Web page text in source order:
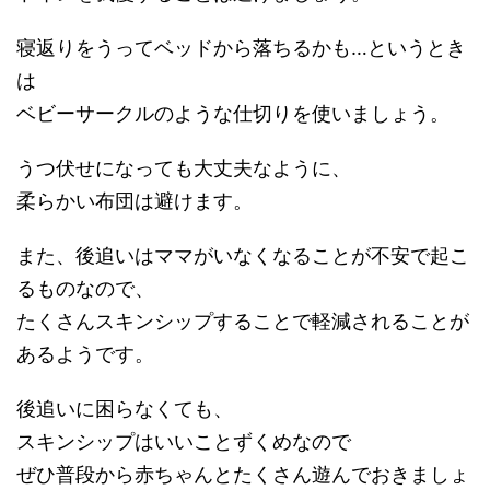
寝返りをうってベッドから落ちるかも…というとき
は
ベビーサークルのような仕切りを使いましょう。
うつ伏せになっても大丈夫なように、
柔らかい布団は避けます。
また、後追いはママがいなくなることが不安で起こ
るものなので、
たくさんスキンシップすることで軽減されることが
あるようです。
後追いに困らなくても、
スキンシップはいいことずくめなので
ぜひ普段から赤ちゃんとたくさん遊んでおきましょ